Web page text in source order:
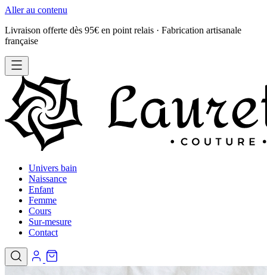
Aller au contenu
Livraison offerte dès 95€ en point relais · Fabrication artisanale
française
Univers bain
Naissance
Enfant
Femme
Cours
Sur-mesure
Contact